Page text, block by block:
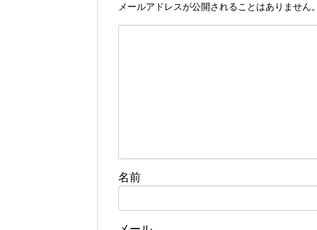
メールアドレスが公開されることはありません
名前